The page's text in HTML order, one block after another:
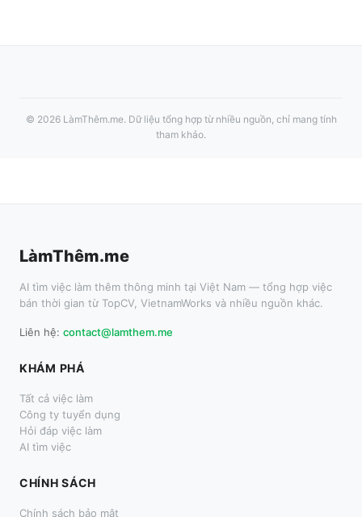
© 2026 LàmThêm.me. Dữ liệu tổng hợp từ nhiều nguồn, chỉ mang tính
tham khảo.
LàmThêm.me
AI tìm việc làm thêm thông minh tại Việt Nam — tổng hợp việc
bán thời gian từ TopCV, VietnamWorks và nhiều nguồn khác.
Liên hệ: contact@lamthem.me
KHÁM PHÁ
Tất cả việc làm
Công ty tuyển dụng
Hỏi đáp việc làm
AI tìm việc
CHÍNH SÁCH
Chính sách bảo mật